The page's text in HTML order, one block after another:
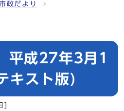
政だより
成27年3月1
キスト版)
]